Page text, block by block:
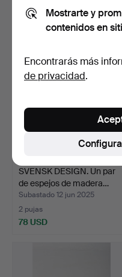
6 pujas
774 USD
SVENSK DESIGN. Un par
de espejos de madera…
Subastado 12 jun 2025
2 pujas
78 USD
Mostrarte y
contenidos en
Encontrarás más
de privacidad.